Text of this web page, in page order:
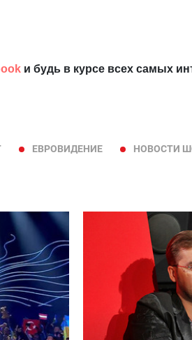
и будь в курсе всех самых
ЕВРОВИДЕНИЕ
НОВОСТИ